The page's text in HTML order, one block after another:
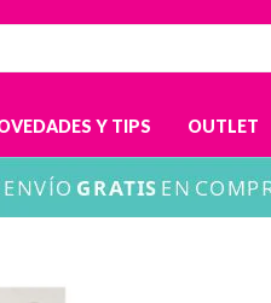
Y TIPS OUTLET